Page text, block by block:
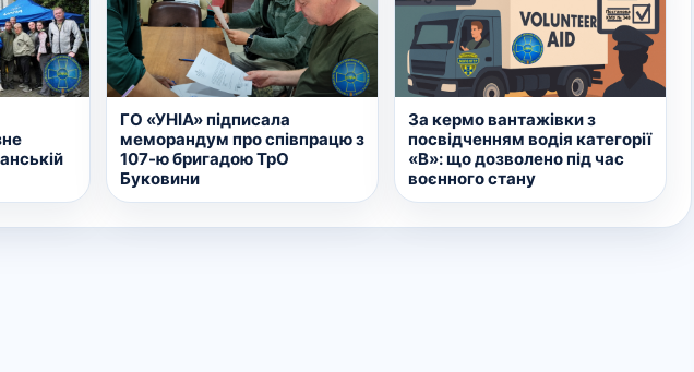
ГО «УНІА» підписала
меморандум про співпрацю з
107-ю бригадою ТрО
Буковини
За кермо вантажівки з
посвідченням водія категорії
«В»: що дозволено під час
воєнного стану